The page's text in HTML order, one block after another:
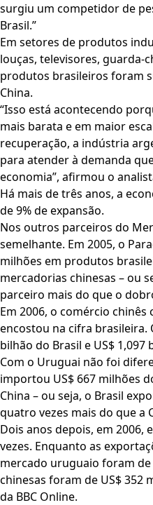
surgiu um competidor de
Brasil.”
Em setores de produtos
louças, televisores, guarda-
produtos brasileiros foram
China.
“Isso está acontecendo
mais barata e em maior
recuperação, a indústria
para atender à demanda
economia”, afirmou o
Há mais de três anos, a
de 9% de expansão.
Nos outros parceiros do
semelhante. Em 2005, o
milhões em produtos
mercadorias chinesas – ou
parceiro mais do que o
Em 2006, o comércio
encostou na cifra brasileira.
bilhão do Brasil e US$ 1,097
Com o Uruguai não foi
importou US$ 667 milhões
China – ou seja, o Brasil
quatro vezes mais do que a
Dois anos depois, em 2006,
vezes. Enquanto as
mercado uruguaio foram de
chinesas foram de US$ 352
da BBC Online.